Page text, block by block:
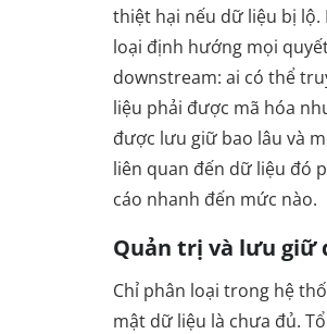
thiệt hại nếu dữ liệu bị lộ.
loại định hướng mọi
downstream: ai có thể
liệu phải được mã hóa
được lưu giữ bao lâu và
liên quan đến dữ liệu đó
cáo nhanh đến mức nào.
Quản trị và lưu giữ
Chỉ phân loại trong hệ
mật dữ liệu là chưa đủ.